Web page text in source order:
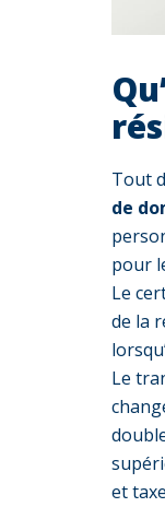
Tout
de
pour
Le
de la
Le
et